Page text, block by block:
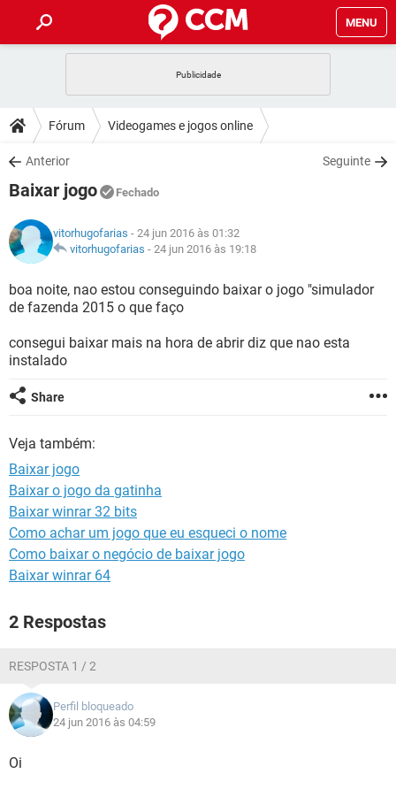
MENU
CELULAR FACEBOOK
OUTLOOK
INSTAGRAM
GUIA DE COMPRAS
DICAS
JOGOS WHATSAPP
INSTAGRAM GMAIL
GUIA DE COMPRAS
DOWNLOADS
JOGOS
CELULAR
OUTLOOK EXCEL
INSTAGRAM GMAIL
GUIA DE COMPRAS
JOGOS WHATSAPP
CELULAR
OUTLOOK EXCEL
GUIA DE COMPRAS
GLOSSÁRIO
WHATSAPP
CELULAR
OUTLOOK EXCEL
GUIA DE COMPRAS
Fórum Videogames e jogos online
Anterior Seguinte
Baixar jogo Fechado
vitorhugofarias - 24 jun 2016 às 01:32
vitorhugofarias - 24 jun 2016 às 19:18
boa noite, nao estou conseguindo baixar o jogo "simulador
de fazenda 2015 o que faço
consegui baixar mais na hora de abrir diz que nao esta
instalado
Share
Veja também:
Baixar jogo
Baixar o jogo da gatinha
Baixar winrar 32 bits
Como achar um jogo que eu esqueci o nome
Como baixar o negócio de baixar jogo
Baixar winrar 64
2 Respostas
RESPOSTA 1 / 2
Perfil bloqueado
24 jun 2016 às 04:59
Oi